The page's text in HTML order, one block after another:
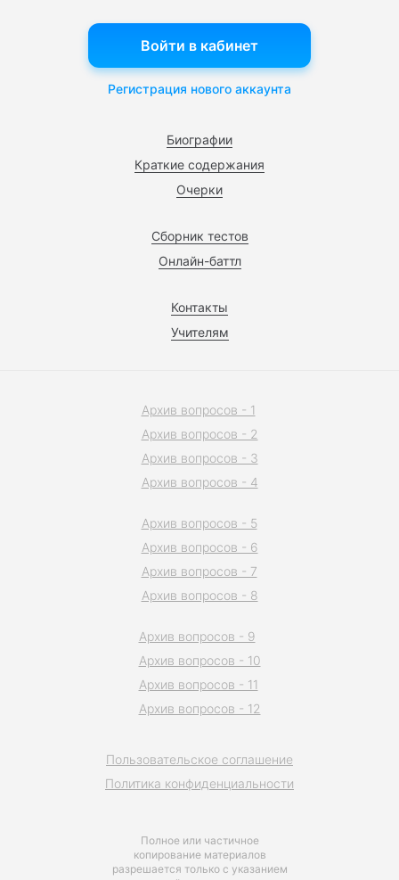
Биографии
Краткие содержания
Очерки
Сборник тестов
Онлайн-баттл
Контакты
Учителям
Войти в кабинет
Регистрация нового аккаунта
Полное или частичное
копирование материалов
разрешается только с указанием
Пользовательское соглашение
Политика конфиденциальности
Архив вопросов - 1
Архив вопросов - 2
Архив вопросов - 3
Архив вопросов - 4
Архив вопросов - 5
Архив вопросов - 6
Архив вопросов - 7
Архив вопросов - 8
Архив вопросов - 9
Архив вопросов - 10
Архив вопросов - 11
Архив вопросов - 12